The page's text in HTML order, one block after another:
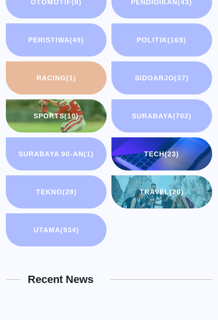
OTOMOTIF(8) PENDIDIKAN(43)
PERISTIWA(49) POLITIK(169)
RACING(1) SIDOARJO(37)
SPORTS(10) SURABAYA(702)
SURABAYA 90-AN(1) TECH(23)
TEKNO(28) TRAVEL(20)
UTAMA(934)
Recent News